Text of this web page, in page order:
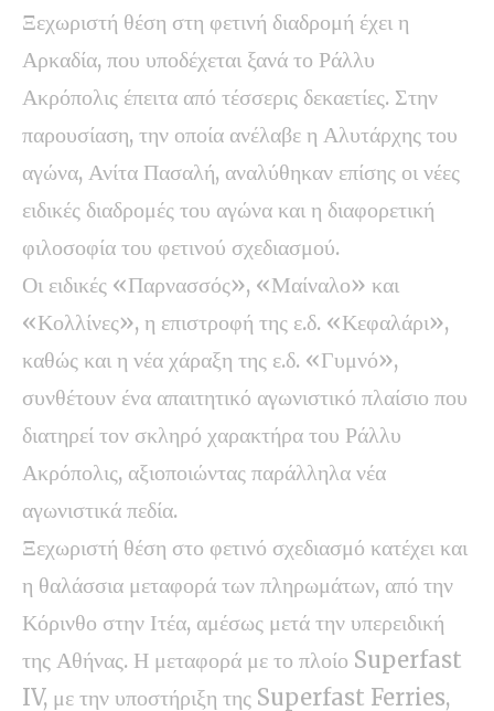
Ξεχωριστή θέση στη φετινή διαδρομή έχει η
Αρκαδία, που υποδέχεται ξανά το Ράλλυ
Ακρόπολις έπειτα από τέσσερις δεκαετίες. Στην
παρουσίαση, την οποία ανέλαβε η Αλυτάρχης του
αγώνα, Ανίτα Πασαλή, αναλύθηκαν επίσης οι νέες
ειδικές διαδρομές του αγώνα και η διαφορετική
φιλοσοφία του φετινού σχεδιασμού.
Οι ειδικές «Παρνασσός», «Μαίναλο» και
«Κολλίνες», η επιστροφή της ε.δ. «Κεφαλάρι»,
καθώς και η νέα χάραξη της ε.δ. «Γυμνό»,
συνθέτουν ένα απαιτητικό αγωνιστικό πλαίσιο που
διατηρεί τον σκληρό χαρακτήρα του Ράλλυ
Ακρόπολις, αξιοποιώντας παράλληλα νέα
αγωνιστικά πεδία.
Ξεχωριστή θέση στο φετινό σχεδιασμό κατέχει και
η θαλάσσια μεταφορά των πληρωμάτων, από την
Κόρινθο στην Ιτέα, αμέσως μετά την υπερειδική
της Αθήνας. Η μεταφορά με το πλοίο Superfast
IV, με την υποστήριξη της Superfast Ferries,